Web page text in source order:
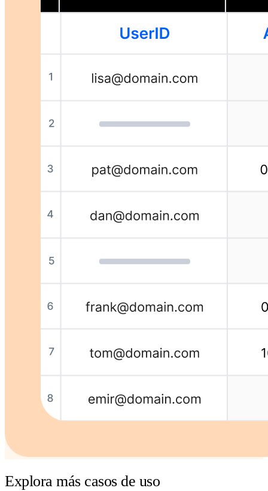
Explora más casos de uso